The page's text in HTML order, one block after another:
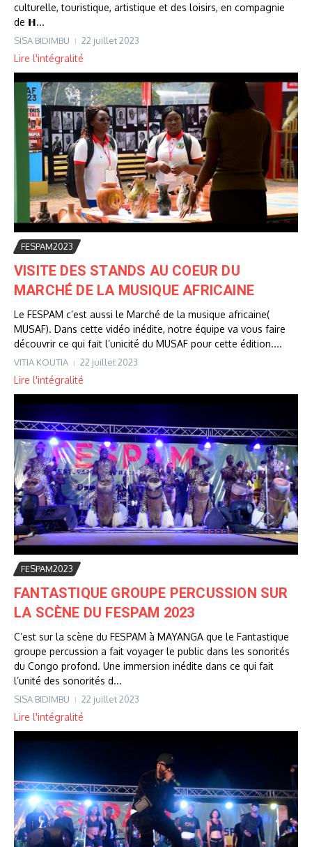
culturelle, touristique, artistique et des loisirs, en compagnie
de 𝗛...
SISA BIDIMBU 22 juillet 2023
Lire l'intégralité
FESPAM2023
VISITE DES STANDS AU COEUR DU
MARCHÉ DE LA MUSIQUE AFRICAINE
Le FESPAM c’est aussi le Marché de la musique africaine(
MUSAF). Dans cette vidéo inédite, notre équipe va vous faire
découvrir ce qui fait l’unicité du MUSAF pour cette édition....
VITIA KOUTIA 22 juillet 2023
Lire l'intégralité
FESPAM2023
FANTASTIQUE GROUPE PERCUSSION SUR
LA SCÈNE DU FESPAM 2023
C’est sur la scène du FESPAM à MAYANGA que le Fantastique
groupe percussion a fait voyager le public dans les sonorités
du Congo profond. Une immersion inédite dans ce qui fait
l’unité des sonorités d...
SISA BIDIMBU 22 juillet 2023
Lire l'intégralité